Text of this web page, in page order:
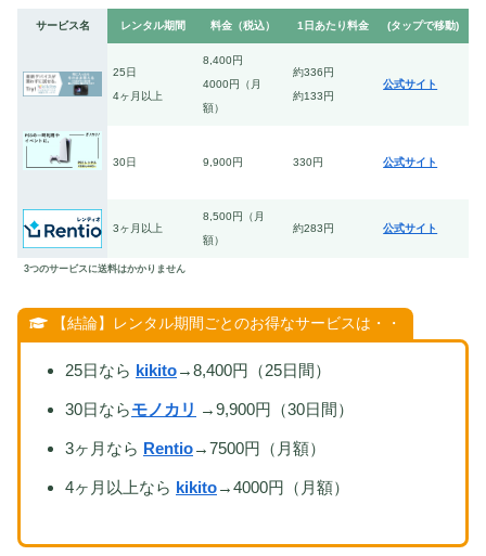
サービス名 レンタル期間 料金（税込） 1日あたり料金 (タップで移動)
25日
4ヶ月以上
8,400円
4000円（月
額）
約336円
約133円
公式サイト
30日 9,900円 330円 公式サイト
3ヶ月以上
8,500円（月
額）
約283円 公式サイト
3つのサービスに送料はかかりません
【結論】レンタル期間ごとのお得なサービスは・・
25日なら kikito→8,400円（25日間）
30日ならモノカリ →9,900円（30日間）
3ヶ月なら Rentio→7500円（月額）
4ヶ月以上なら kikito→4000円（月額）